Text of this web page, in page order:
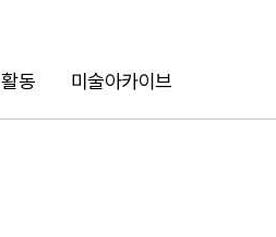
활동 미술아카이브